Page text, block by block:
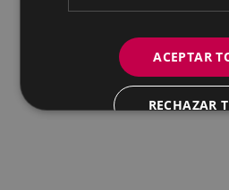
ACEPTAR
RECHAZAR